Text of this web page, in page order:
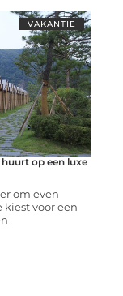
VAKANTIE
op een luxe
om even
kiest voor een